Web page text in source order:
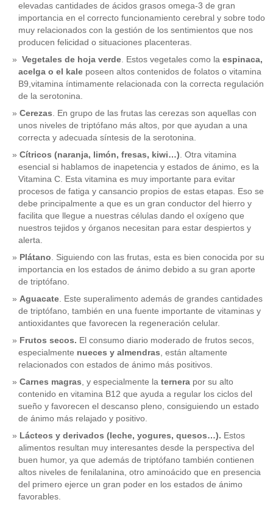
elevadas cantidades de ácidos grasos omega-3 de gran
importancia en el correcto funcionamiento cerebral y sobre todo
muy relacionados con la gestión de los sentimientos que nos
producen felicidad o situaciones placenteras.
Vegetales de hoja verde. Estos vegetales como la espinaca,
acelga o el kale poseen altos contenidos de folatos o vitamina
B9,vitamina íntimamente relacionada con la correcta regulación
de la serotonina.
Cerezas. En grupo de las frutas las cerezas son aquellas con
unos niveles de triptófano más altos, por que ayudan a una
correcta y adecuada síntesis de la serotonina.
Cítricos (naranja, limón, fresas, kiwi…). Otra vitamina
esencial si hablamos de inapetencia y estados de ánimo, es la
Vitamina C. Esta vitamina es muy importante para evitar
procesos de fatiga y cansancio propios de estas etapas. Eso se
debe principalmente a que es un gran conductor del hierro y
facilita que llegue a nuestras células dando el oxígeno que
nuestros tejidos y órganos necesitan para estar despiertos y
alerta.
Plátano. Siguiendo con las frutas, esta es bien conocida por su
importancia en los estados de ánimo debido a su gran aporte
de triptófano.
Aguacate. Este superalimento además de grandes cantidades
de triptófano, también en una fuente importante de vitaminas y
antioxidantes que favorecen la regeneración celular.
Frutos secos. El consumo diario moderado de frutos secos,
especialmente nueces y almendras, están altamente
relacionados con estados de ánimo más positivos.
Carnes magras, y especialmente la ternera por su alto
contenido en vitamina B12 que ayuda a regular los ciclos del
sueño y favorecen el descanso pleno, consiguiendo un estado
de ánimo más relajado y positivo.
Lácteos y derivados (leche, yogures, quesos…). Estos
alimentos resultan muy interesantes desde la perspectiva del
buen humor, ya que además de triptófano también contienen
altos niveles de fenilalanina, otro aminoácido que en presencia
del primero ejerce un gran poder en los estados de ánimo
favorables.